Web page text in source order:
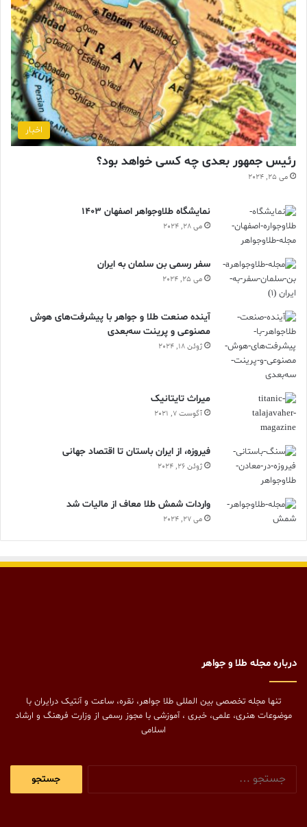
اخبار
رئیس جمهور بعدی چه کسی خواهد بود؟
می 25, 2024
نمایشگاه طلاوجواهر اصفهان 1403
می 28, 2024
سفر رسمی بن سلمان به ایران
می 25, 2024
آینده صنعت طلا و جواهر با پیشرفت‌های هوش
مصنوعی و پرینت سه‌بعدی
ژوئن 18, 2024
ميراث تايتانيک
آگوست 7, 2021
فیروزه، از ایران باستان تا اقتصاد جهانی
ژوئن 26, 2024
واردات شمش طلا معاف از مالیات شد
می 27, 2024
درباره مجله طلا و جواهر
تنها مجله تخصصی بین المللی طلا جواهر، نقره، ساعت و آنتیک درایران با
موضوعات هنری، علمی، خبری ، آموزشی با مجوز رسمی از وزارت فرهنگ و ارشاد
اسلامی